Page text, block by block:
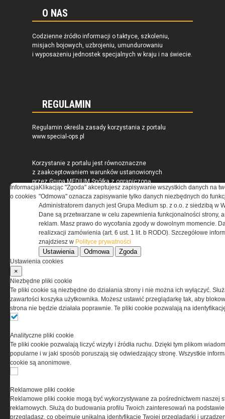
O NAS
Codzienne źródło informacji o taktyce, szkoleniu,
misjach bojowych, uzbrojeniu, umundurowaniu
i wyposażeniu jednostek specjalnych w kraju i na świecie.
REGULAMIN
Regulamin określa zasady korzystania z portalu
www.special-ops.pl
Korzystanie z portalu jest równoznaczne
z zaakceptowaniem warunków ustanowionych
przez Grupa MEDIUM Spółka z ograniczoną
odpowiedzialnością Spółka komandytowa, nr KRS:
0000537655, NIP 1132860378, REGON 146393437
(zwana dalej Grupa MEDIUM) w postaci Regulaminu.
Przeczytaj regulamin
PRYWATNOŚĆ
Ta witryna wykorzystuje pliki cookies do przechowywania
w tym w sposób dostosowany do indywidualnych potrzeb.
Korzystanie z witryny bez zmiany ustawień dotyczących
cookies oznacza, że będą one zamieszczane w Twoim
urządzeniu końcowym. W każdym momencie możesz
serwisu prosimy o zapoznanie się z naszą
prywatnościorazinformacją o cookies.
Informacja
o cookies
Klikacjąc "Zgoda" akceptujesz zapisywanie wszystkich danych na
"Odmowa" oznacza zapisywanie tylko danych niezbędnych do
Administratorem danych jest Grupa Medium sp. z o.o. z siedzibą w
Dane są przetwarzane w celu zapewnienia funkcjonalności strony,
reklam. Masz prawo do wycofania zgody w dowolnym momencie.
realizxacji zamówienia (art. 6 ust. 1 lit. b RODO). Szczegółowe
znajdziesz w Polityce prywatności
Ustawienia Odmowa Zgoda
Ustawienia cookies
×
Niezbędne pliki cookie
Te pliki cookie są niezbędne do działania strony i nie można ich wyłączyć.
zawartości koszyka użytkownika. Możesz ustawić przeglądarkę tak, aby
strona nie będzie działała poprawnie. Te pliki cookie pozwalają na
Analityczne pliki cookie
Te pliki cookie pozwalają liczyć wizyty i źródła ruchu. Dzięki tym plikom
popularne i w jaki sposób poruszają się odwiedzający stronę. Wszystkie
cookie są anonimowe.
Reklamowe pliki cookie
Reklamowe pliki cookie mogą być wykorzystywane za pośrednictwem naszej
reklamowych. Służą do budowania profilu Twoich zainteresowań na
przeglądasz, co obejmuje unikalną identyfikację Twojej przeglądarki i